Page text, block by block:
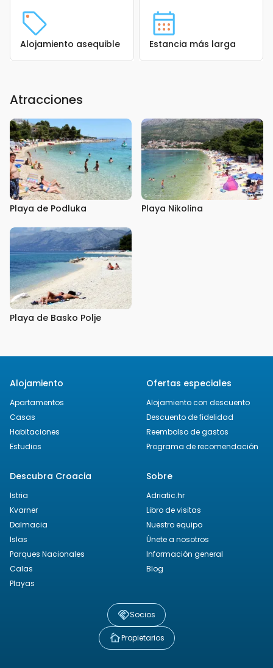
Alojamiento asequible Estancia más larga
Atracciones
Playa de Podluka Playa Nikolina
Playa de Basko Polje
Alojamiento
Apartamentos
Casas
Habitaciones
Estudios
Ofertas especiales
Alojamiento con descuento
Descuento de fidelidad
Reembolso de gastos
Programa de recomendación
Descubra Croacia
Istria
Kvarner
Dalmacia
Islas
Parques Nacionales
Calas
Playas
Sobre
Adriatic.hr
Libro de visitas
Nuestro equipo
Únete a nosotros
Información general
Blog
Socios
Propietarios